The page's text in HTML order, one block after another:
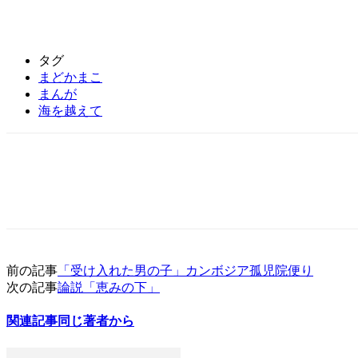
タグ
まどかまこ
まんが
海を越えて
前の記事 「受け入れた男の子」カンボジア孤児院便り
次の記事論説「恵みの下」
関連記事同じ著者から